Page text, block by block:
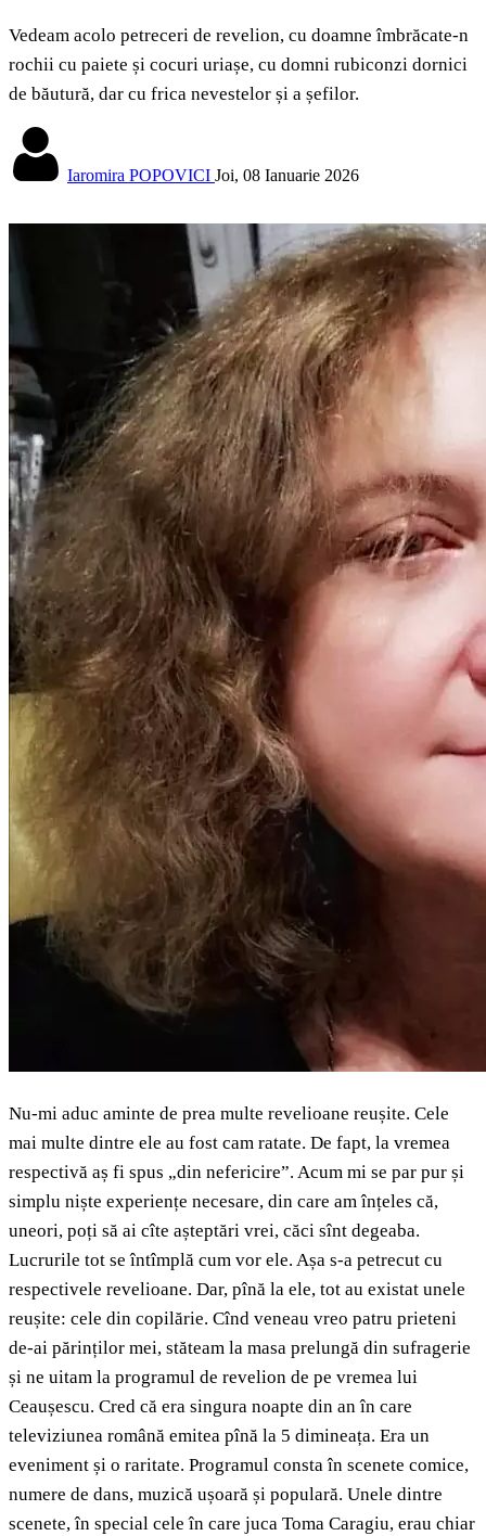
Vedeam acolo petreceri de revelion, cu doamne îmbrăcate-n
rochii cu paiete și cocuri uriașe, cu domni rubiconzi dornici
de băutură, dar cu frica nevestelor și a șefilor.
Iaromira POPOVICI Joi, 08 Ianuarie 2026
Nu-mi aduc aminte de prea multe revelioane reușite. Cele
mai multe dintre ele au fost cam ratate. De fapt, la vremea
respectivă aș fi spus „din nefericire”. Acum mi se par pur și
simplu niște experiențe necesare, din care am înțeles că,
uneori, poți să ai cîte așteptări vrei, căci sînt degeaba.
Lucrurile tot se întîmplă cum vor ele. Așa s-a petrecut cu
respectivele revelioane. Dar, pînă la ele, tot au existat unele
reușite: cele din copilărie. Cînd veneau vreo patru prieteni
de-ai părinților mei, stăteam la masa prelungă din sufragerie
și ne uitam la programul de revelion de pe vremea lui
Ceaușescu. Cred că era singura noapte din an în care
televiziunea română emitea pînă la 5 dimineața. Era un
eveniment și o raritate. Programul consta în scenete comice,
numere de dans, muzică ușoară și populară. Unele dintre
scenete, în special cele în care juca Toma Caragiu, erau chiar